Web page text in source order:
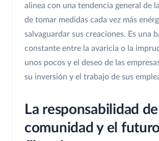
alinea con una tendencia general de
de tomar medidas cada vez más
salvaguardar sus creaciones. Es una
constante entre la avaricia o la
unos pocos y el deseo de las
su inversión y el trabajo de sus
La responsabilidad
comunidad y el